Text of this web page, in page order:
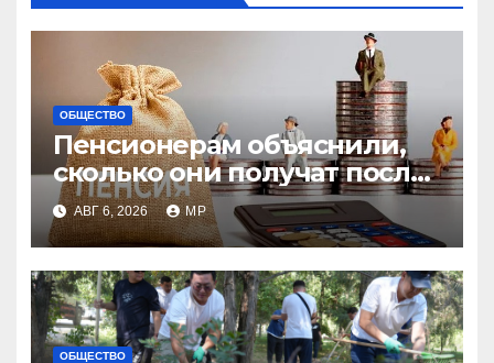
ОБЩЕСТВО
Пенсионерам объяснили,
сколько они получат после
индексации
АВГ 6, 2026 MP
ОБЩЕСТВО